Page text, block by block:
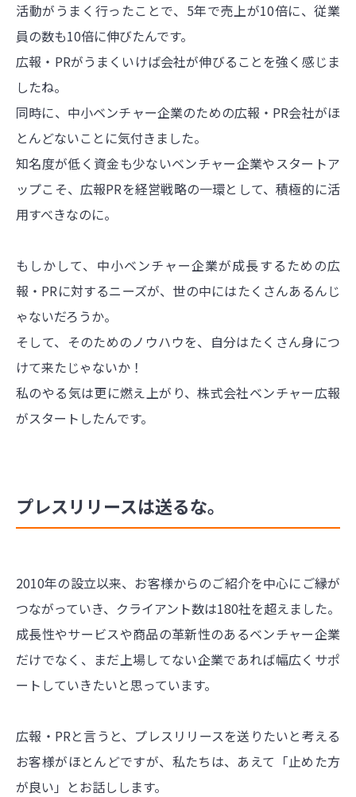
活動がうまく行ったことで、5年で売上が10倍に、従業
員の数も10倍に伸びたんです。
広報・PRがうまくいけば会社が伸びることを強く感じま
したね。
同時に、中小ベンチャー企業のための広報・PR会社がほ
とんどないことに気付きました。
知名度が低く資金も少ないベンチャー企業やスタートア
ップこそ、広報PRを経営戦略の一環として、積極的に活
用すべきなのに。
もしかして、中小ベンチャー企業が成長するための広
報・PRに対するニーズが、世の中にはたくさんあるんじ
ゃないだろうか。
そして、そのためのノウハウを、自分はたくさん身につ
けて来たじゃないか！
私のやる気は更に燃え上がり、株式会社ベンチャー広報
がスタートしたんです。
プレスリリースは送るな。
2010年の設立以来、お客様からのご紹介を中心にご縁が
つながっていき、クライアント数は180社を超えました。
成長性やサービスや商品の革新性のあるベンチャー企業
だけでなく、まだ上場してない企業であれば幅広くサポ
ートしていきたいと思っています。
広報・PRと言うと、プレスリリースを送りたいと考える
お客様がほとんどですが、私たちは、あえて「止めた方
が良い」とお話しします。